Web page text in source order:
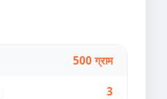
500 ग्राम
3